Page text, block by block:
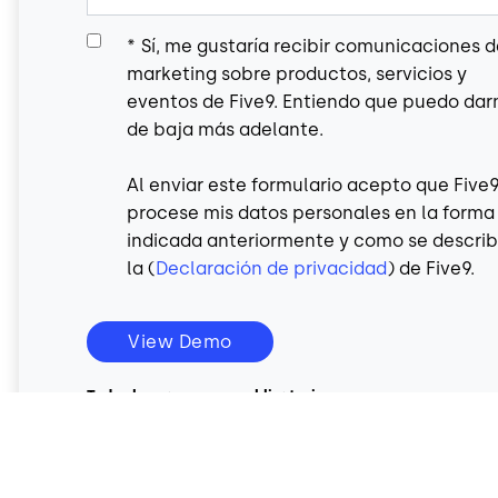
* Sí, me gustaría recibir comunicaciones
marketing sobre productos, servicios y
eventos de Five9. Entiendo que puedo
de baja más adelante.
Al enviar este formulario acepto que Five9
procese mis datos personales en la forma
indicada anteriormente y como se
la ( Declaración de privacidad) de Five9.
View Demo
Todos los campos son obligatorios.